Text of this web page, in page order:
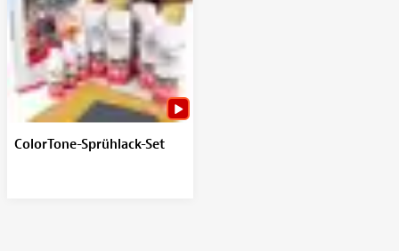
ColorTone-Sprühlack-Set